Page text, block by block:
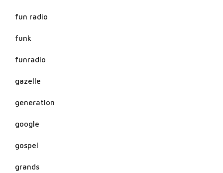
fun radio
funk
funradio
gazelle
generation
google
gospel
grands